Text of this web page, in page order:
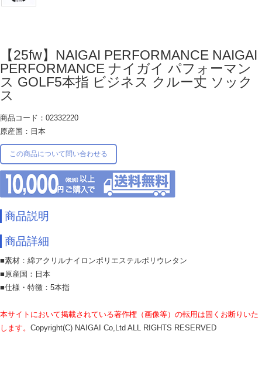
【25fw】NAIGAI PERFORMANCE NAIGAI
PERFORMANCE ナイガイ パフォーマン
ス GOLF5本指 ビジネス クルー丈 ソック
ス
商品コード：02332220
原産国：日本
この商品について問い合わせる
商品説明
商品詳細
■素材：綿アクリルナイロンポリエステルポリウレタン
■原産国：日本
■仕様・特徴：5本指
本サイトにおいて掲載されている著作権（画像等）の転用は固くお断りいた
します。 Copyright(C) NAIGAI Co,Ltd ALL RIGHTS RESERVED